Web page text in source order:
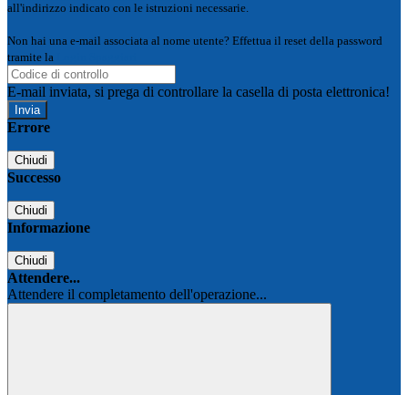
all'indirizzo indicato con le istruzioni necessarie.
Non hai una e-mail associata al nome utente? Effettua il reset della password
tramite la
E-mail inviata, si prega di controllare la casella di posta elettronica!
Errore
Chiudi
Successo
Chiudi
Informazione
Chiudi
Attendere...
Attendere il completamento dell'operazione...